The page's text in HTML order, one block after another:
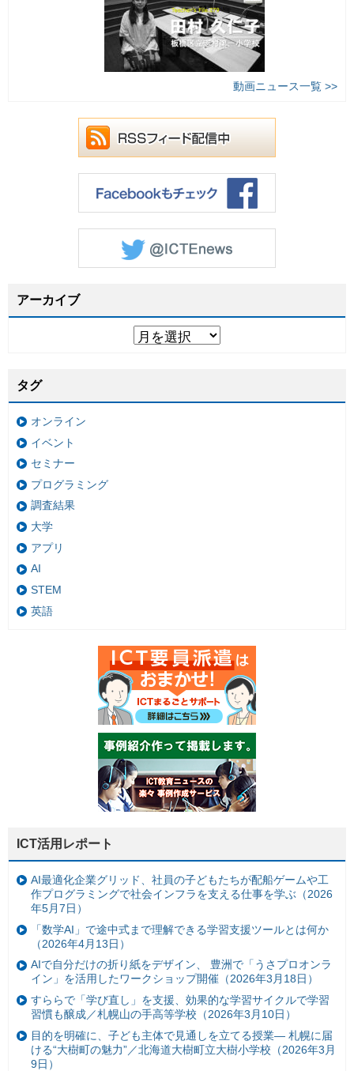
動画ニュース一覧 >>
アーカイブ
タグ
オンライン
イベント
セミナー
プログラミング
調査結果
大学
アプリ
AI
STEM
英語
ICT活用レポート
AI最適化企業グリッド、社員の子どもたちが配船ゲームや工
作プログラミングで社会インフラを支える仕事を学ぶ（2026
年5月7日）
「数学AI」で途中式まで理解できる学習支援ツールとは何か
（2026年4月13日）
AIで自分だけの折り紙をデザイン、 豊洲で「うさプロオンラ
イン」を活用したワークショップ開催（2026年3月18日）
すららで「学び直し」を支援、効果的な学習サイクルで学習
習慣も醸成／札幌山の手高等学校（2026年3月10日）
目的を明確に、子ども主体で見通しを立てる授業— 札幌に届
ける“大樹町の魅力”／北海道大樹町立大樹小学校（2026年3月
9日）